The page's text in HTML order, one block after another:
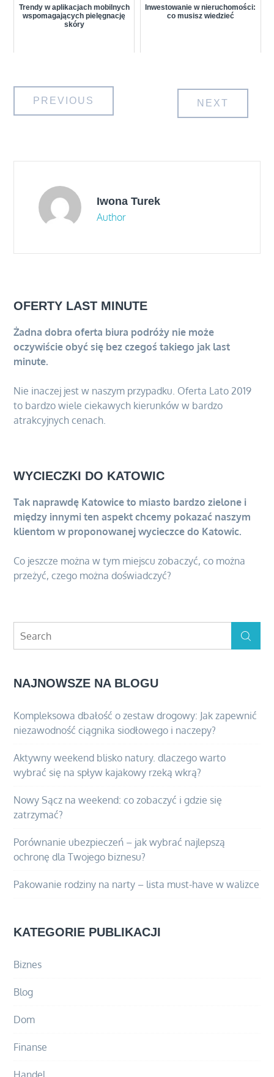
Trendy w aplikacjach mobilnych
wspomagających pielęgnację
skóry
Inwestowanie w nieruchomości:
co musisz wiedzieć
Nawigacja
PREVIOUS NEXT
Iwona Turek
Author
OFERTY LAST MINUTE
Żadna dobra oferta biura podróży nie może
oczywiście obyć się bez czegoś takiego jak last
minute.
Nie inaczej jest w naszym przypadku. Oferta Lato 2019
to bardzo wiele ciekawych kierunków w bardzo
atrakcyjnych cenach.
WYCIECZKI DO KATOWIC
Tak naprawdę Katowice to miasto bardzo zielone i
między innymi ten aspekt chcemy pokazać naszym
klientom w proponowanej wycieczce do Katowic.
Co jeszcze można w tym miejscu zobaczyć, co można
przeżyć, czego można doświadczyć?
Search
Search
NAJNOWSZE NA BLOGU
Kompleksowa dbałość o zestaw drogowy: Jak zapewnić
niezawodność ciągnika siodłowego i naczepy?
Aktywny weekend blisko natury. dlaczego warto
wybrać się na spływ kajakowy rzeką wkrą?
Nowy Sącz na weekend: co zobaczyć i gdzie się
zatrzymać?
Porównanie ubezpieczeń – jak wybrać najlepszą
ochronę dla Twojego biznesu?
Pakowanie rodziny na narty – lista must-have w walizce
KATEGORIE PUBLIKACJI
Biznes
Blog
Dom
Finanse